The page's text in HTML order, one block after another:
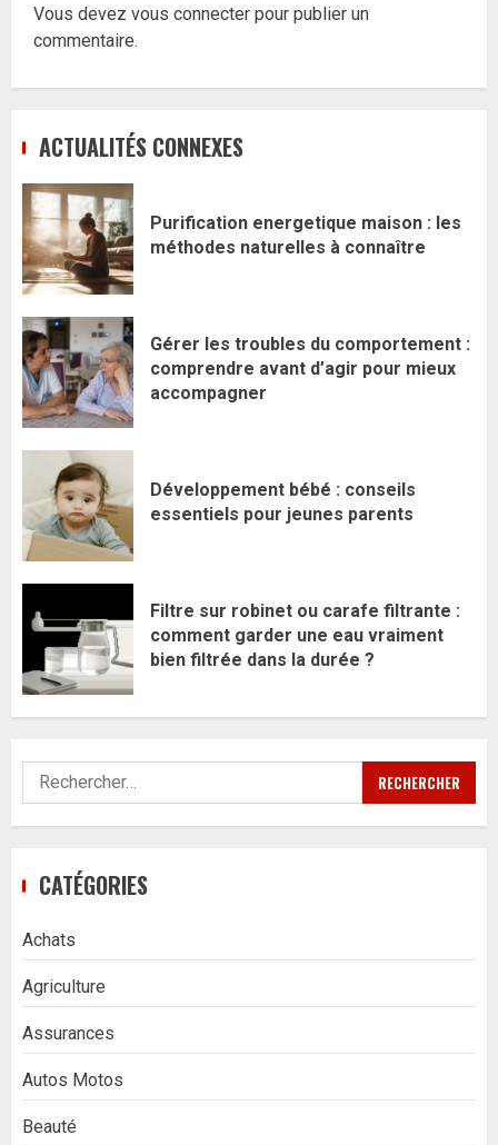
Vous devez vous connecter pour publier un
commentaire.
ACTUALITÉS CONNEXES
Purification energetique maison : les
méthodes naturelles à connaître
Gérer les troubles du comportement :
comprendre avant d’agir pour mieux
accompagner
Développement bébé : conseils
essentiels pour jeunes parents
Filtre sur robinet ou carafe filtrante :
comment garder une eau vraiment
bien filtrée dans la durée ?
Rechercher :
CATÉGORIES
Achats
Agriculture
Assurances
Autos Motos
Beauté